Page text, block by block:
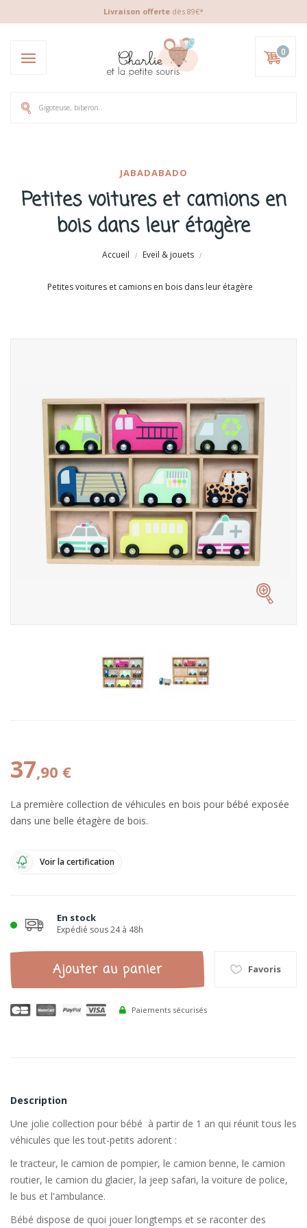
Livraison offerte dès 89€*
0
JABADABADO
Petites voitures et camions en
bois dans leur étagère
Accueil Eveil & jouets
Petites voitures et camions en bois dans leur étagère
37,90 €
La première collection de véhicules en bois pour bébé exposée
dans une belle étagère de bois.
Voir la certification
En stock
Expédié sous 24 à 48h
Ajouter au panier Favoris
Paiements sécurisés
Description
Une jolie collection pour bébé à partir de 1 an qui réunit tous les
véhicules que les tout-petits adorent :
le tracteur, le camion de pompier, le camion benne, le camion
routier, le camion du glacier, la jeep safari, la voiture de police,
le bus et l'ambulance.
Bébé dispose de quoi jouer longtemps et se raconter des